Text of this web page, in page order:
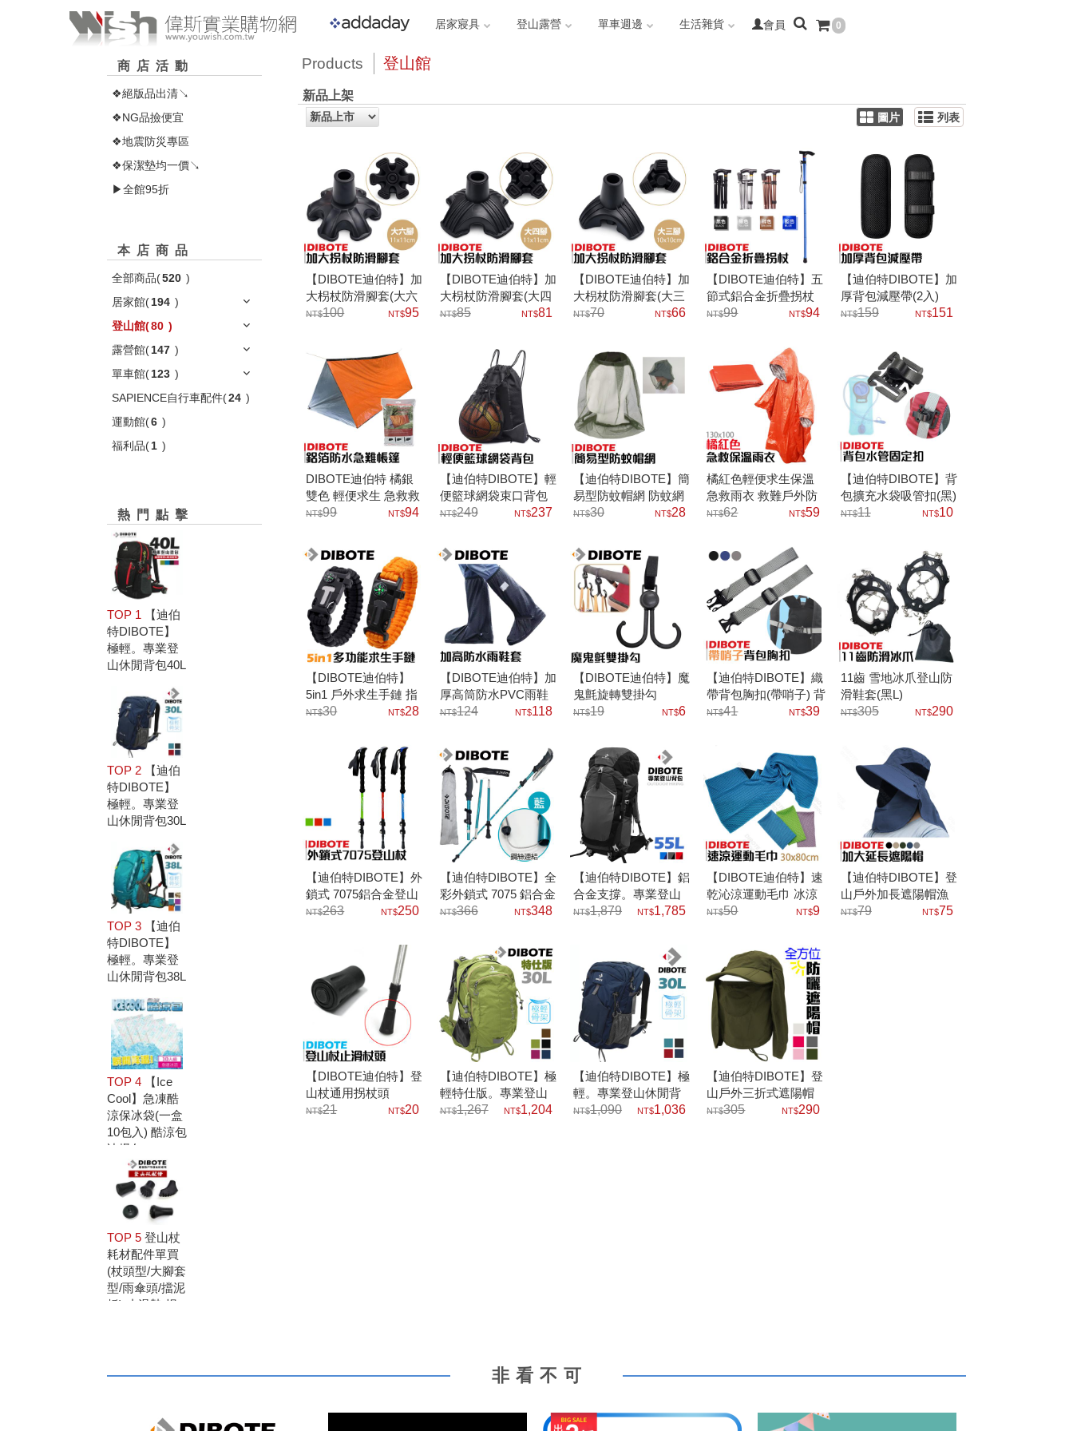
居家寢具 登山露營 單車週邊 生活雜貨 會員 0
商店活動
❖絕版品出清↘
❖NG品撿便宜
❖地震防災專區
❖保潔墊均一價↘
▶全館95折
本店商品
全部商品(520 )
居家館( 194 )
登山館(80 )
露營館( 147 )
單車館( 123 )
SAPIENCE自行車配件(24 )
運動館(6 )
福利品( 1 )
熱門點擊
TOP 1 【迪伯
特DIBOTE】
極輕。專業登
山休閒背包40L
TOP 2【迪伯
特DIBOTE】
極輕。專業登
山休閒背包30L
TOP 3【迪伯
特DIBOTE】
極輕。專業登
山休閒背包38L
TOP 4【Ice
Cool】急凍酷
涼保冰袋(一盒
10包入) 酷涼包
冰爆包
TOP 5登山杖
耗材配件單買
(杖頭型/大腳套
型/雨傘頭/擋泥
板) 止滑墊 拐
Products 登山館
新品上架
圖片 列表
【DIBOTE迪伯特】加
大枴杖防滑腳套(大六
腳)適用19mm管徑
100 95
【DIBOTE迪伯特】加
大枴杖防滑腳套(大四
腳)適用19mm管徑
85 81
【DIBOTE迪伯特】加
大枴杖防滑腳套(大三
腳)適用19mm管徑
70 66
【DIBOTE迪伯特】五
節式鋁合金折疊拐杖
可調高度
99 94
【迪伯特DIBOTE】加
厚背包減壓帶(2入)
159
151
DIBOTE迪伯特 橘銀
雙色 輕便求生 急救救
難三角帳蓬 (240x150)
99 94
【迪伯特DIBOTE】輕
便籃球網袋束口背包
249
237
【迪伯特DIBOTE】簡
易型防蚊帽網 防蚊網
紗頭套
30 28
橘紅色輕便求生保溫
急救雨衣 救難戶外防
水保暖
62 59
【迪伯特DIBOTE】背
包擴充水袋吸管扣(黑)
11
10
【DIBOTE迪伯特】
5in1 戶外求生手鏈 指
南針 打火石 哨子 營繩
30 28
【DIBOTE迪伯特】加
厚高筒防水PVC雨鞋
套 124 118
【DIBOTE迪伯特】魔
鬼氈旋轉雙掛勾
19
6
【迪伯特DIBOTE】織
帶背包胸扣(帶哨子) 背
包防滑帶
41 39
11齒 雪地冰爪登山防
滑鞋套(黑L)
305
290
【迪伯特DIBOTE】外
鎖式 7075鋁合金登山
杖 263 250
【迪伯特DIBOTE】全
彩外鎖式 7075 鋁合金
折疊登山杖
366 348
【迪伯特DIBOTE】鋁
合金支撐。專業登山
休閒背包55L
1,879 1,785
【DIBOTE迪伯特】速
乾沁涼運動毛巾 冰涼
巾(30x80)
50 9
【迪伯特DIBOTE】登
山戶外加長遮陽帽漁
夫帽79 75
【DIBOTE迪伯特】登
山杖通用拐杖頭
21
20
【迪伯特DIBOTE】極
輕特仕版。專業登山
休閒背包30L
1,267 1,204
【迪伯特DIBOTE】極
輕。專業登山休閒背
包30L1,090 1,036
【迪伯特DIBOTE】登
山戶外三折式遮陽帽
305
290
非看不可